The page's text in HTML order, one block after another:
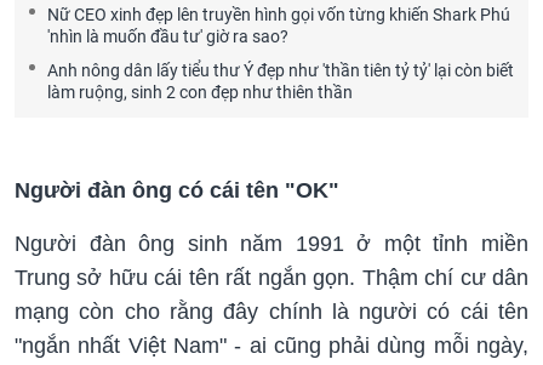
Nữ CEO xinh đẹp lên truyền hình gọi vốn từng khiến Shark Phú
'nhìn là muốn đầu tư' giờ ra sao?
Anh nông dân lấy tiểu thư Ý đẹp như 'thần tiên tỷ tỷ' lại còn biết
làm ruộng, sinh 2 con đẹp như thiên thần
Người đàn ông có cái tên "OK"
Người đàn ông sinh năm 1991 ở một tỉnh miền
Trung sở hữu cái tên rất ngắn gọn. Thậm chí cư dân
mạng còn cho rằng đây chính là người có cái tên
"ngắn nhất Việt Nam" - ai cũng phải dùng mỗi ngày,